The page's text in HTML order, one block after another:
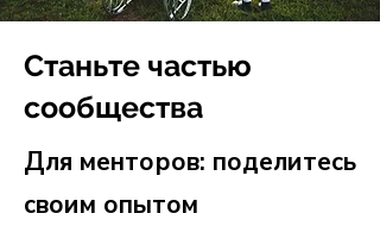
Станьте частью
сообщества
Для менторов: поделитесь
своим опытом